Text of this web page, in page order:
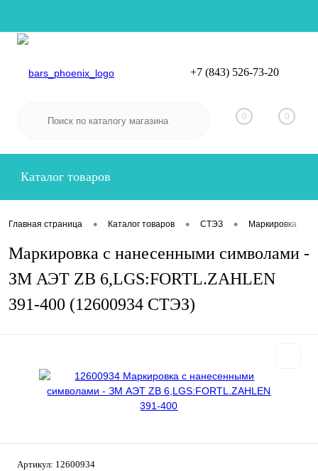
Вход
+7 (843) 526-73-20
0 0
Каталог товаров
Главная страница • Каталог товаров • СТЭЗ • Маркировка
Маркировка с нанесенными символами -
ЗМ АЭТ ZB 6,LGS:FORTL.ZAHLEN
391-400 (12600934 СТЭЗ)
Артикул: 12600934